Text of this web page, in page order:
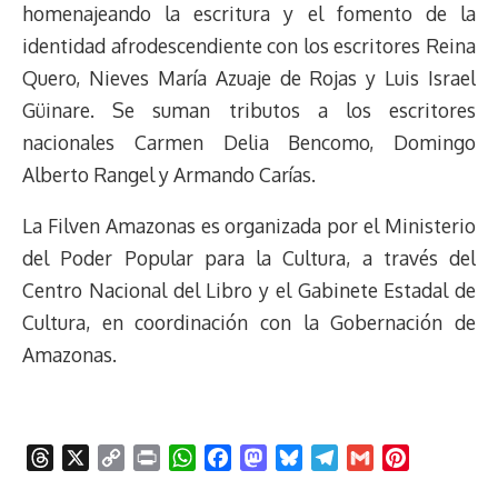
homenajeando la escritura y el fomento de la
identidad afrodescendiente con los escritores Reina
Quero, Nieves María Azuaje de Rojas y Luis Israel
Güinare. Se suman tributos a los escritores
nacionales Carmen Delia Bencomo, Domingo
Alberto Rangel y Armando Carías.
La Filven Amazonas es organizada por el Ministerio
del Poder Popular para la Cultura, a través del
Centro Nacional del Libro y el Gabinete Estadal de
Cultura, en coordinación con la Gobernación de
Amazonas.
W
M